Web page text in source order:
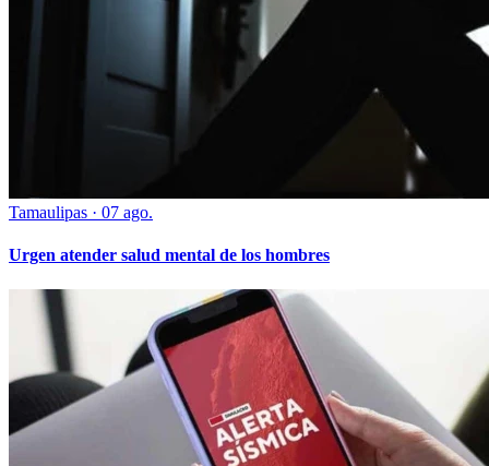
Tamaulipas · 07 ago.
Urgen atender salud mental de los hombres